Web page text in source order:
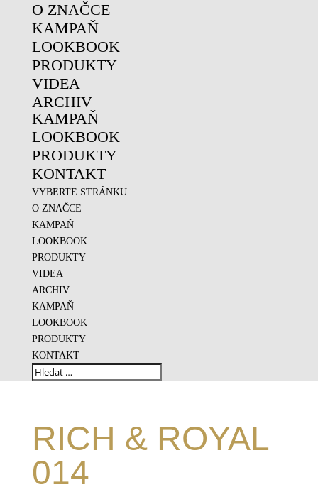
O ZNAČCE
KAMPAŇ
LOOKBOOK
PRODUKTY
VIDEA
ARCHIV
KAMPAŇ
LOOKBOOK
PRODUKTY
KONTAKT
VYBERTE STRÁNKU
O ZNAČCE
KAMPAŇ
LOOKBOOK
PRODUKTY
VIDEA
ARCHIV
KAMPAŇ
LOOKBOOK
PRODUKTY
KONTAKT
RICH & ROYAL
014